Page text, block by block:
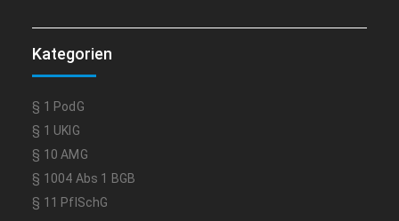
Kategorien
§ 1 PodG
§ 1 UKlG
§ 10 AMG
§ 1004 Abs 1 BGB
§ 11 PflSchG